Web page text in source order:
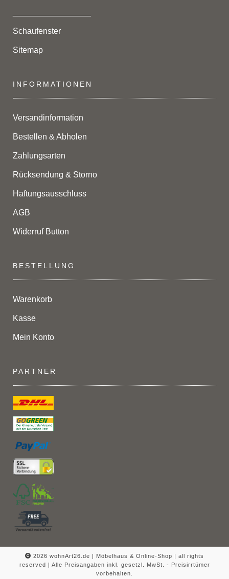
Schaufenster
Sitemap
INFORMATIONEN
Versandinformation
Bestellen & Abholen
Zahlungsarten
Rücksendung & Storno
Haftungsausschluss
AGB
Widerruf Button
BESTELLUNG
Warenkorb
Kasse
Mein Konto
PARTNER
2026 wohnArt26.de | Möbelhaus & Online-Shop | all rights
reserved | Alle Preisangaben inkl. gesetzl. MwSt. - Preisirrtümer
vorbehalten.